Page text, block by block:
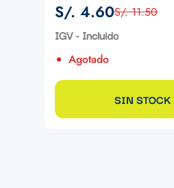
Precio
de
S/. 4.60
Precio
regular
S/. 11.50
IGV - Incluido
Agotado
SIN STOCK